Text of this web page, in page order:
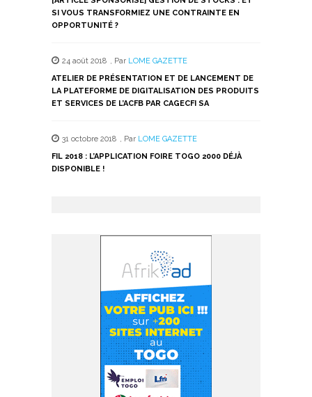
SI VOUS TRANSFORMIEZ UNE CONTRAINTE EN
OPPORTUNITÉ ?
24 août 2018 , Par LOME GAZETTE
ATELIER DE PRÉSENTATION ET DE LANCEMENT DE
LA PLATEFORME DE DIGITALISATION DES PRODUITS
ET SERVICES DE L’ACFB PAR CAGECFI SA
31 octobre 2018 , Par LOME GAZETTE
FIL 2018 : L’APPLICATION FOIRE TOGO 2000 DÉJÀ
DISPONIBLE !